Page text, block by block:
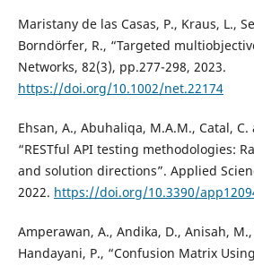
Maristany de las Casas, P., Kraus, L.,
Borndörfer, R., “Targeted
Networks, 82(3), pp.277-298, 2023.
https://doi.org/10.1002/net.22174
Ehsan, A., Abuhaliqa, M.A.M., Catal,
“RESTful API testing methodologies:
and solution directions”. Applied
2022. https://doi.org/10.3390/
Amperawan, A., Andika, D., Anisah,
Handayani, P., “Confusion Matrix